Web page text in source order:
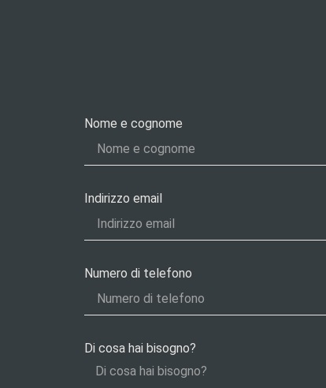
Nome e cognome
Indirizzo email
Numero di telefono
Di cosa hai bisogno?